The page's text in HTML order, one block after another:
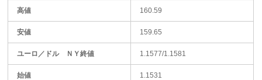
高値 160.59
安値 159.65
ユーロ／ドル ＮＹ終値 1.1577/1.1581
始値 1.1531